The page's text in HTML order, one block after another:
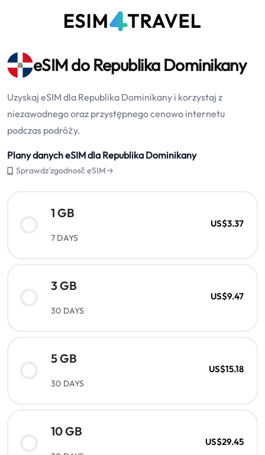
eSIM do Republika Dominikany
Uzyskaj eSIM dla Republika Dominikany i korzystaj z
niezawodnego oraz przystępnego cenowo internetu
podczas podróży.
Plany danych eSIM dla Republika Dominikany
Sprawdź zgodność eSIM→
1 GB
7 DAYS
US$3.37
3 GB
30 DAYS
US$9.47
5 GB
30 DAYS
US$15.18
10 GB
US$29.45